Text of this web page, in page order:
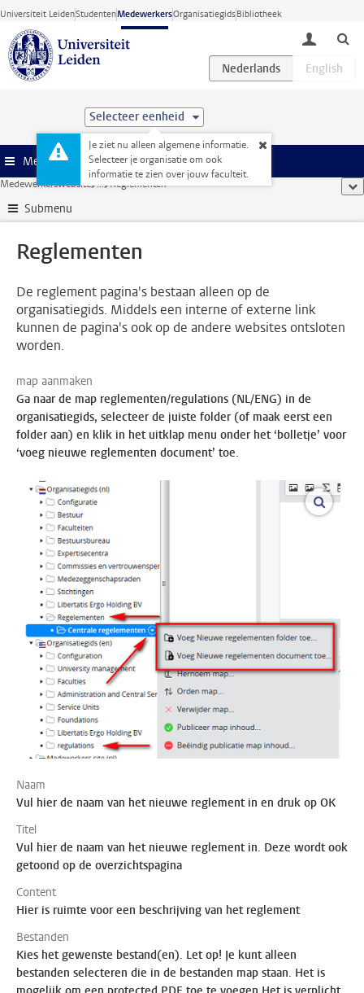
Ga direct naar de inhoud
Universiteit LeidenStudentenMedewerkersOrganisatiegidsBibliotheek
toggle
Selecteer eenheid
Je ziet nu alleen algemene informatie.
Selecteer je organisatie om ook
informatie te zien over jouw faculteit.
Menu
Medewerkerswebsite ... Reglementen
Submenu
Reglementen
De reglement pagina's bestaan alleen op de
organisatiegids. Middels een interne of externe link
kunnen de pagina's ook op de andere websites ontsloten
worden.
map aanmaken
Ga naar de map reglementen/regulations (NL/ENG) in de
organisatiegids, selecteer de juiste folder (of maak eerst een
folder aan) en klik in het uitklap menu onder het ‘bolletje’ voor
‘voeg nieuwe reglementen document’ toe.
Naam
Vul hier de naam van het nieuwe reglement in en druk op OK
Titel
Vul hier de naam van het nieuwe reglement in. Deze wordt ook
getoond op de overzichtspagina
Content
Hier is ruimte voor een beschrijving van het reglement
Bestanden
Kies het gewenste bestand(en). Let op! Je kunt alleen
bestanden selecteren die in de bestanden map staan. Het is